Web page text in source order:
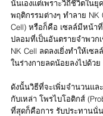
นั่นเองแต่เพราะวิถีชีวิตในยุ
พฤติกรรมต่างๆ ทำลาย NK
Cell) หรือก็คือ เซลล์มีหน้า
ปลอมที่เป็นอันตรายจำพวก
NK Cell ลดลงเยิ่งทำให้เซ
ในร่างกายลดน้อยลงไปด้วย
ดังนั้นวิธีที่จะเพิ่มจำนวนแล
กับเหล่า โพรไบโอติกส์
ที่สุดก็คือการ รับประทานนั่